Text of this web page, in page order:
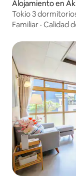
Alojamiento en
Tokio 3
Yokota a 15
Familiar · Calidad